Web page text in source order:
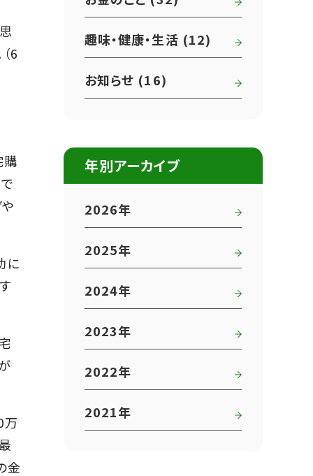
6
購
に
万
金
趣味・健康・生活 (12)
お知らせ (16)
年別アーカイブ
2026年
2025年
2024年
2023年
2022年
2021年